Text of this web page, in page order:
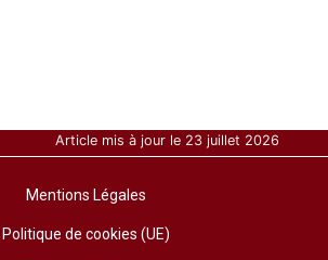
Article mis à jour le 23 juillet 2026
Mentions Légales
Politique de cookies (UE)